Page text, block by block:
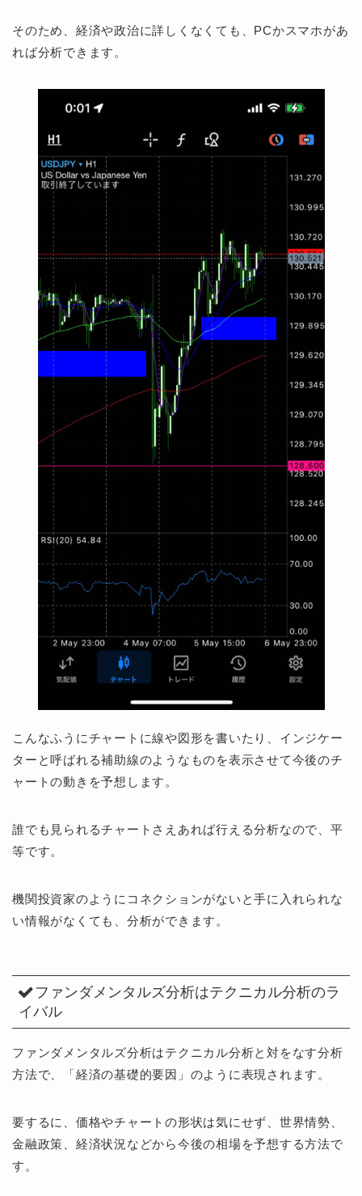
そのため、経済や政治に詳しくなくても、PCかスマホがあ
れば分析できます。
こんなふうにチャートに線や図形を書いたり、インジケー
ターと呼ばれる補助線のようなものを表示させて今後のチ
ャートの動きを予想します。
誰でも見られるチャートさえあれば行える分析なので、平
等です。
機関投資家のようにコネクションがないと手に入れられな
い情報がなくても、分析ができます。
ファンダメンタルズ分析はテクニカル分析のラ
イバル
ファンダメンタルズ分析はテクニカル分析と対をなす分析
方法で、「経済の基礎的要因」のように表現されます。
要するに、価格やチャートの形状は気にせず、世界情勢、
金融政策、経済状況などから今後の相場を予想する方法で
す。